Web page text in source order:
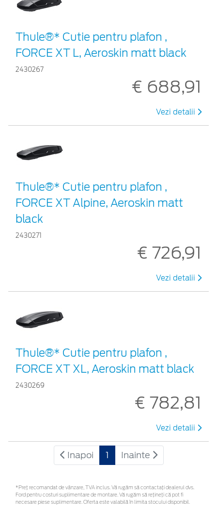
Thule®* Cutie pentru plafon ,
FORCE XT L, Aeroskin matt black
2430267
€ 688,91
Vezi detalii
Thule®* Cutie pentru plafon ,
FORCE XT Alpine, Aeroskin matt
black
2430271
€ 726,91
Vezi detalii
Thule®* Cutie pentru plafon ,
FORCE XT XL, Aeroskin matt black
2430269
€ 782,81
Vezi detalii
Inapoi 1 Inainte
*Preţ recomandat de vânzare, TVA inclus. Vă rugăm să contactaţi dealerul dvs.
Ford pentru costuri suplimentare de montare. Vă rugăm să rețineți că pot fi
necesare piese suplimentare. Oferta este valabilă în limita stocului disponibil.